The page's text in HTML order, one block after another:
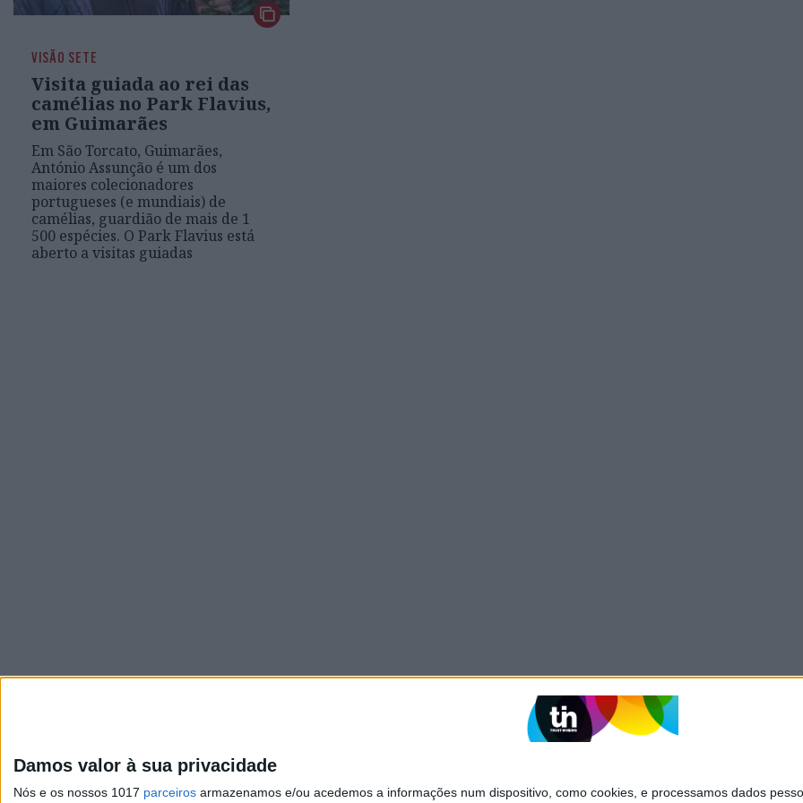
Damos valor à sua privacidade
Nós e os nossos 1017 parceiros armazenamos e/ou acedemos a informações num dispositivo, como cookies, e processamos dados
VISÃO SETE
Visita guiada ao rei das
camélias no Park Flavius,
em Guimarães
Em São Torcato, Guimarães,
António Assunção é um dos
maiores colecionadores
portugueses (e mundiais) de
camélias, guardião de mais de 1
500 espécies. O Park Flavius está
aberto a visitas guiadas